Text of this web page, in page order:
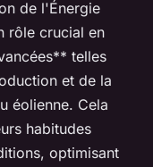
de l'Énergie
rôle crucial en
telles
et de la
éolienne. Cela
habitudes
optimisant